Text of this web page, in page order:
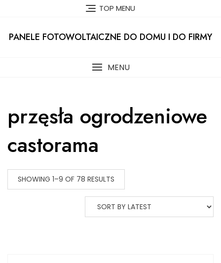
TOP MENU
PANELE FOTOWOLTAICZNE DO DOMU I DO FIRMY
MENU
przęsła ogrodzeniowe
castorama
SHOWING 1–9 OF 78 RESULTS